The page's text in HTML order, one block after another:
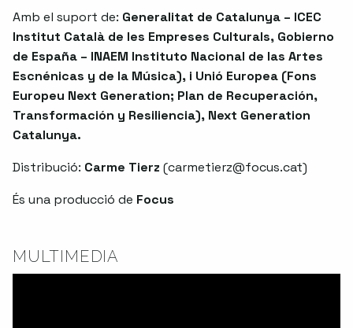
Amb el suport de: Generalitat de Catalunya – ICEC
Institut Català de les Empreses Culturals, Gobierno
de España – INAEM Instituto Nacional de las Artes
Escnénicas y de la Música), i Unió Europea (Fons
Europeu Next Generation; Plan de Recuperación,
Transformación y Resiliencia), Next Generation
Catalunya.
Distribució: Carme Tierz (carmetierz@focus.cat)
És una producció de Focus
MULTIMEDIA